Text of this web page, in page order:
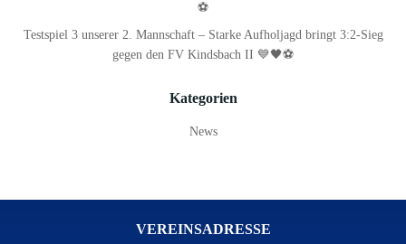
⚽
Testspiel 3 unserer 2. Mannschaft – Starke Aufholjagd bringt 3:2-Sieg
gegen den FV Kindsbach II 💙🖤⚽
Kategorien
News
VEREINSADRESSE